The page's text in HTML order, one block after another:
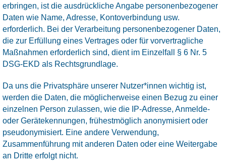
erbringen, ist die ausdrückliche Angabe personenbezogener
Daten wie Name, Adresse, Kontoverbindung usw.
erforderlich. Bei der Verarbeitung personenbezogener Daten,
die zur Erfüllung eines Vertrages oder für vorvertragliche
Maßnahmen erforderlich sind, dient im Einzelfall § 6 Nr. 5
DSG-EKD als Rechtsgrundlage.
Da uns die Privatsphäre unserer Nutzer*innen wichtig ist,
werden die Daten, die möglicherweise einen Bezug zu einer
einzelnen Person zulassen, wie die IP-Adresse, Anmelde-
oder Gerätekennungen, frühestmöglich anonymisiert oder
pseudonymisiert. Eine andere Verwendung,
Zusammenführung mit anderen Daten oder eine Weitergabe
an Dritte erfolgt nicht.